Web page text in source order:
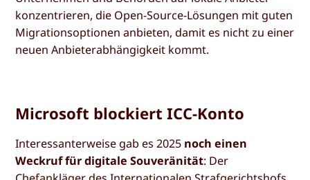
konzentrieren, die Open-Source-Lösungen mit guten
Migrationsoptionen anbieten, damit es nicht zu einer
neuen Anbieterabhängigkeit kommt.
Microsoft blockiert ICC-Konto
Interessanterweise gab es 2025 noch einen
Weckruf für digitale Souveränität: Der